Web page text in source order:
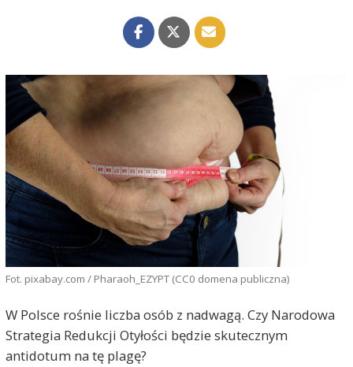
Fot. pixabay.com / Pharaoh_EZYPT (CC0 domena publiczna)
W Polsce rośnie liczba osób z nadwagą. Czy Narodowa
Strategia Redukcji Otyłości będzie skutecznym
antidotum na tę plagę?